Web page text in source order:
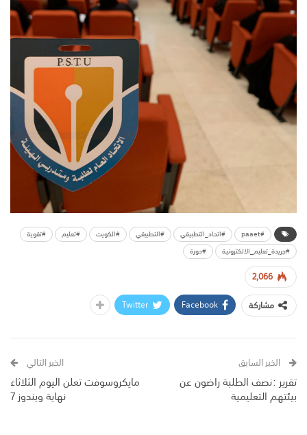
#paaet #اتحاد_التطبيقي #التطبيقي #الكويت #تعليم
#تقوية
#جريدة_تعليم_الالكترونية
#دورة
2,066
مشاركة
Facebook
Twitter
الخبر السابق
تقرير :نصف الطلبة راضون عن
بيئتهم التعليمية
الخبر التالي
مايكروسوفت تعلن اليوم الثلاثاء
نهاية ويندوز 7